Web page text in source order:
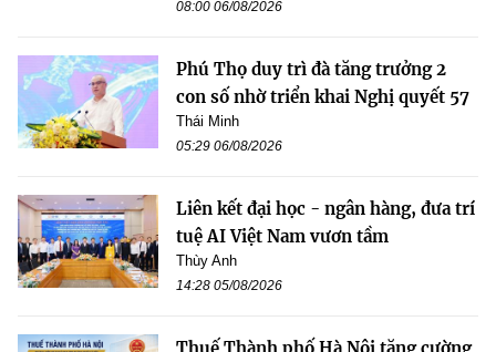
08:00 06/08/2026
Phú Thọ duy trì đà tăng trưởng 2
con số nhờ triển khai Nghị quyết 57
Thái Minh
05:29 06/08/2026
Liên kết đại học - ngân hàng, đưa trí
tuệ AI Việt Nam vươn tầm
Thùy Anh
14:28 05/08/2026